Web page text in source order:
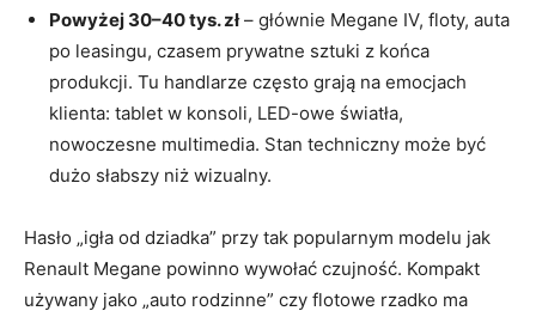
Powyżej 30–40 tys. zł– głównie Megane IV, floty, auta
po leasingu, czasem prywatne sztuki z końca
produkcji. Tu handlarze często grają na emocjach
klienta: tablet w konsoli, LED-owe światła,
nowoczesne multimedia. Stan techniczny może być
dużo słabszy niż wizualny.
Hasło „igła od dziadka” przy tak popularnym modelu jak
Renault Megane powinno wywołać czujność. Kompakt
używany jako „auto rodzinne” czy flotowe rzadko ma